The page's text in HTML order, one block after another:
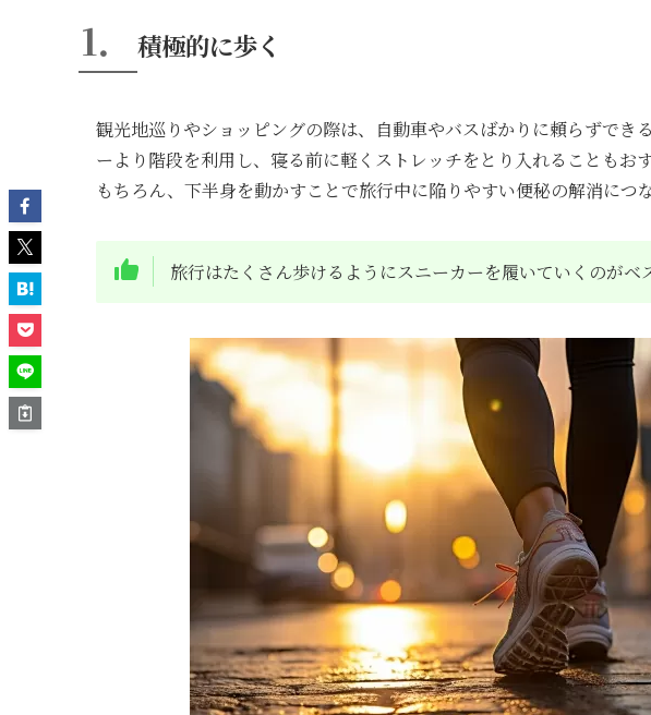
1． 積極的に歩く
観光地巡りやショッピングの際は、自動車やバスばかりに頼らずでき
ーより階段を利用し、寝る前に軽くストレッチをとり入れることもお
もちろん、下半身を動かすことで旅行中に陥りやすい便秘の解消につな
旅行はたくさん歩けるようにスニーカーを履いていくのがベ